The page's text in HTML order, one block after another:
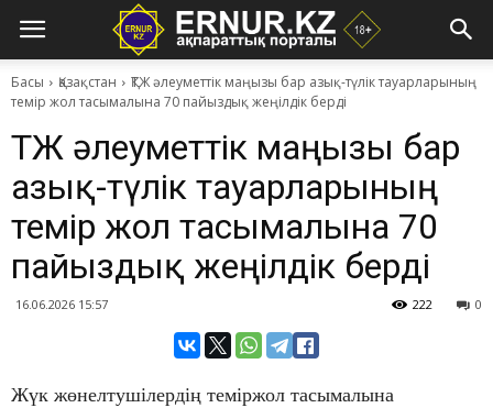
Басы Қазақстан
​ҚТЖ әлеуметтік маңызы бар азық-түлік тауарларының
темір жол тасымалына 70 пайыздық жеңілдік берді
​ҚТЖ әлеуметтік маңызы бар
азық-түлік тауарларының
темір жол тасымалына 70
пайыздық жеңілдік берді
16.06.2026 15:57 0
222
Жүк жөнелтушілердің теміржол тасымалына